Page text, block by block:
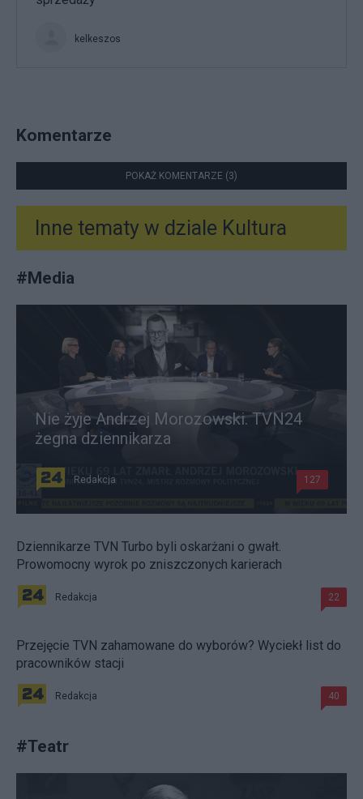
kelkeszos
Komentarze
POKAŻ KOMENTARZE (3)
Inne tematy w dziale Kultura
#Media
Nie żyje Andrzej Morozowski. TVN24
żegna dziennikarza
Redakcja 127
Dziennikarze TVN Turbo byli oskarżani o gwałt.
Prowomocny wyrok po zniszczonych karierach
Redakcja 22
Przejęcie TVN zahamowane do wyborów? Wyciekł list do
pracowników stacji
Redakcja 40
#Teatr